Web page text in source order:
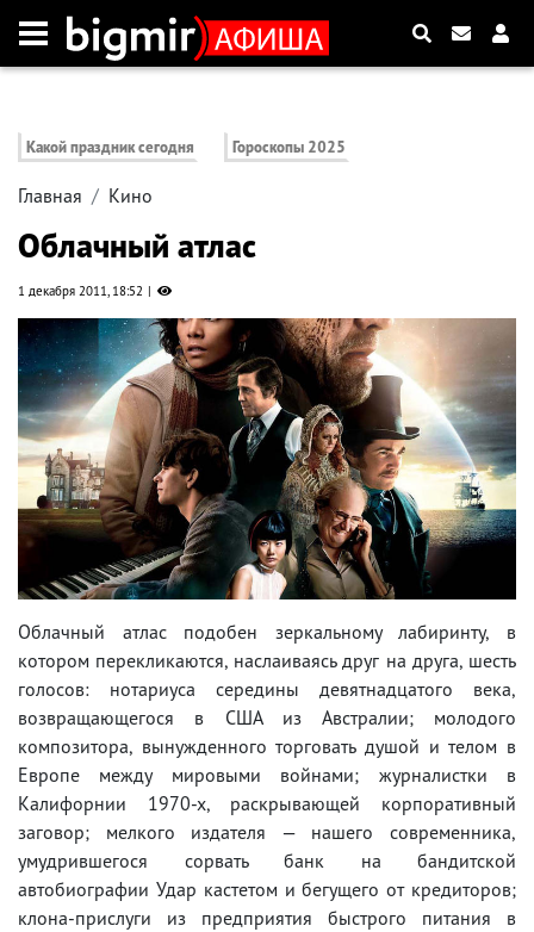
Какой праздник сегодня Гороскопы 2025
Главная Кино
Облачный атлас
1 декабря 2011, 18:52
Облачный атлас подобен зеркальному лабиринту, в
котором перекликаются, наслаиваясь друг на друга, шесть
голосов: нотариуса середины девятнадцатого века,
возвращающегося в США из Австралии; молодого
композитора, вынужденного торговать душой и телом в
Европе между мировыми войнами; журналистки в
Калифорнии 1970-х, раскрывающей корпоративный
заговор; мелкого издателя — нашего современника,
умудрившегося сорвать банк на бандитской
автобиографии Удар кастетом и бегущего от кредиторов;
клона-прислуги из предприятия быстрого питания в